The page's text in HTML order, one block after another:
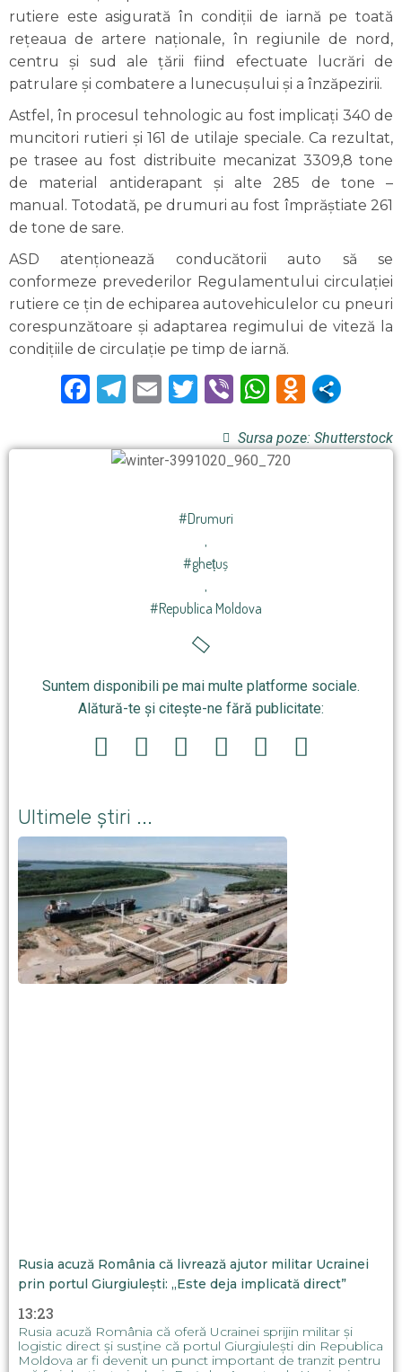
rutiere este asigurată în condiții de iarnă pe toată
rețeaua de artere naționale, în regiunile de nord,
centru și sud ale țării fiind efectuate lucrări de
patrulare și combatere a lunecușului și a înzăpezirii.
Astfel, în procesul tehnologic au fost implicați 340 de
muncitori rutieri și 161 de utilaje speciale. Ca rezultat,
pe trasee au fost distribuite mecanizat 3309,8 tone
de material antiderapant și alte 285 de tone –
manual. Totodată, pe drumuri au fost împrăștiate 261
de tone de sare.
ASD atenționează conducătorii auto să se
conformeze prevederilor Regulamentului circulației
rutiere ce țin de echiparea autovehiculelor cu pneuri
corespunzătoare și adaptarea regimului de viteză la
condiţiile de circulație pe timp de iarnă.
Facebook
Telegram
EmailTwitter
Viber
Sursa poze: Shutterstock
#Drumuri
,
#ghețuș
,
#Republica Moldova
Suntem disponibili pe mai multe platforme sociale.
Alătură-te și citește-ne fără publicitate:
Ultimele știri ...
Rusia acuză România că livrează ajutor militar Ucrainei
prin portul Giurgiulești: „Este deja implicată direct”
13:23
Rusia acuză România că oferă Ucrainei sprijin militar și
logistic direct și susține că portul Giurgiulești din Republica
Moldova ar fi devenit un punct important de tranzit pentru